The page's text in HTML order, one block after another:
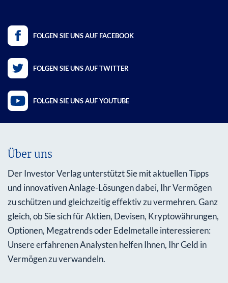
FOLGEN SIE UNS AUF FACEBOOK
FOLGEN SIE UNS AUF TWITTER
FOLGEN SIE UNS AUF YOUTUBE
Über uns
Der Investor Verlag unterstützt Sie mit aktuellen Tipps
und innovativen Anlage-Lösungen dabei, Ihr Vermögen
zu schützen und gleichzeitig effektiv zu vermehren. Ganz
gleich, ob Sie sich für Aktien, Devisen, Kryptowährungen,
Optionen, Megatrends oder Edelmetalle interessieren:
Unsere erfahrenen Analysten helfen Ihnen, Ihr Geld in
Vermögen zu verwandeln.